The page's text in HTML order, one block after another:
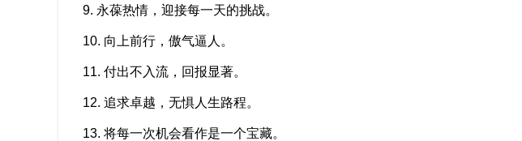
9. 永葆热情，迎接每一天的挑战。
10. 向上前行，傲气逼人。
11. 付出不入流，回报显著。
12. 追求卓越，无惧人生路程。
13. 将每一次机会看作是一个宝藏。